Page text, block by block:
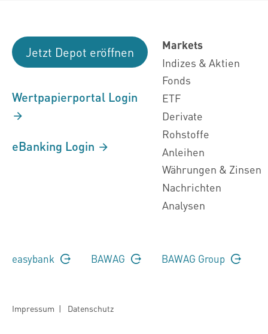
Jetzt Depot eröffnen
Wertpapierportal Login
eBanking Login
Markets
Indizes & Aktien
Fonds
ETF
Derivate
Rohstoffe
Anleihen
Währungen & Zinsen
Nachrichten
Analysen
easybank BAWAG BAWAG Group
Impressum | Datenschutz